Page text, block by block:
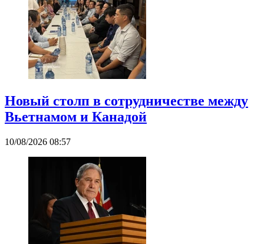
Новый столп в сотрудничестве между
Вьетнамом и Канадой
10/08/2026 08:57